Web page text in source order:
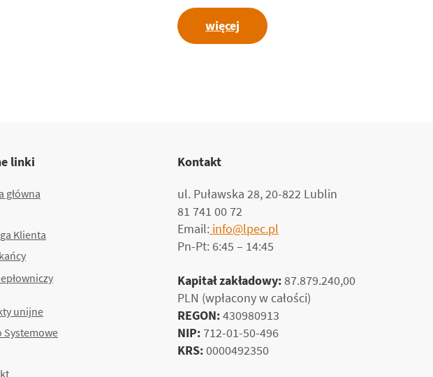
więcej
linki
główna
Klienta
unijne
Systemowe
Kontakt
ul. Puławska 28, 20-822 Lublin
81 741 00 72
Email: info@lpec.pl
Pn-Pt: 6:45 – 14:45
Kapitał zakładowy:87.879.240,00
PLN (wpłacony w całości)
REGON:430980913
NIP:712-01-50-496
KRS:0000492350